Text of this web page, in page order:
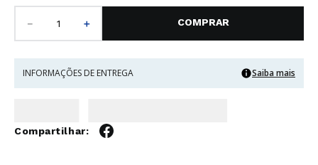
＋
－
INFORMAÇÕES DE ENTREGA Saiba mais